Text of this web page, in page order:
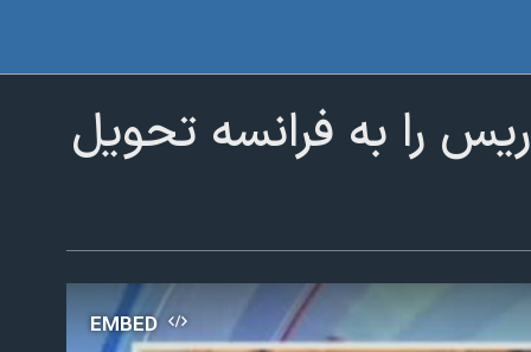
را به فرانسه تحویل
EMBED